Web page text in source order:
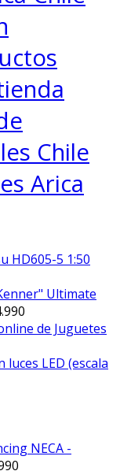
Chile
Arica
HD605-5 1:50
Ultimate
LED (escala
NECA -